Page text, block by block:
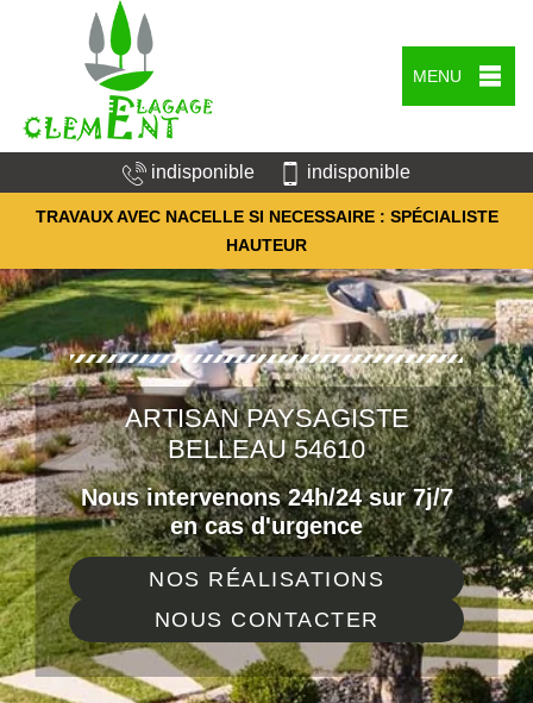
MENU
indisponible indisponible
TRAVAUX AVEC NACELLE SI NECESSAIRE : SPÉCIALISTE
HAUTEUR
ARTISAN PAYSAGISTE
BELLEAU 54610
Nous intervenons 24h/24 sur 7j/7
en cas d'urgence
NOS RÉALISATIONS
NOUS CONTACTER